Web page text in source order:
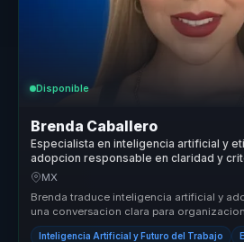
Disponible
Brenda Caballero
Especialista en inteligencia artificial y
adopcion responsable en claridad y
MX
Brenda traduce inteligencia artificial y
una conversacion clara para
criterio, etica...
Inteligencia Artificial y Futuro del Trabajo